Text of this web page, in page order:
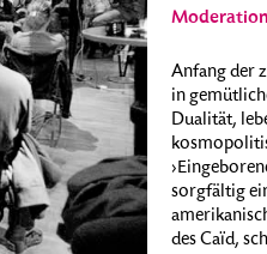
Anfang der
in
Dualität,
sorgfältig
des Caïd,